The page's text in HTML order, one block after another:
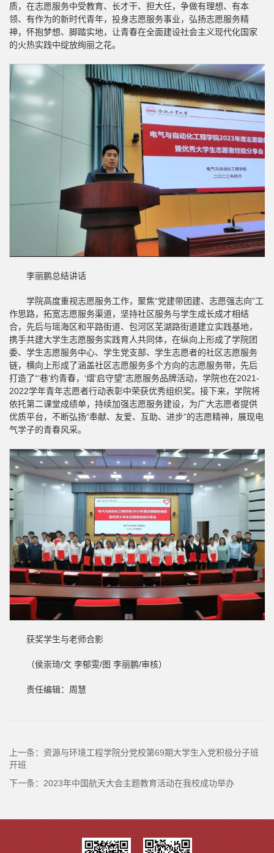
质，在志愿服务中受教育、长才干、担大任，争做有理想、有本
领、有作为的新时代青年，投身志愿服务事业，弘扬志愿服务精
神，怀抱梦想、脚踏实地，让青春在全面建设社会主义现代化国家
的火热实践中绽放绚丽之花。
李丽鹏总结讲话
学院高度重视志愿服务工作，聚焦“党建带团建、志愿强志向”工
作思路，拓宽志愿服务渠道，坚持社区服务与学生成长成才相结
合，先后与瑶海区和平路街道、包河区芜湖路街道建立实践基地，
携手共建大学生志愿服务实践育人共同体，在纵向上形成了学院团
委、学生志愿服务中心、学生党支部、学生志愿者的社区志愿服务
链，横向上形成了涵盖社区志愿服务多个方向的志愿服务带，先后
打造了“‘巷’约青春，‘熠’启守望”志愿服务品牌活动，学院也在2021-
2022学年青年志愿者行动表彰中荣获优秀组织奖。接下来，学院将
依托第二课堂成绩单，持续加强志愿服务建设，为广大志愿者提供
优质平台，不断弘扬“奉献、友爱、互助、进步”的志愿精神，展现电
气学子的青春风采。
获奖学生与老师合影
（侯崇琦/文 李郁雯/图 李丽鹏/审核）
责任编辑：周慧
上一条： 资源与环境工程学院分党校第69期大学生入党积极分子班
开班
下一条： 2023年中国航天大会主题教育活动在我校成功举办